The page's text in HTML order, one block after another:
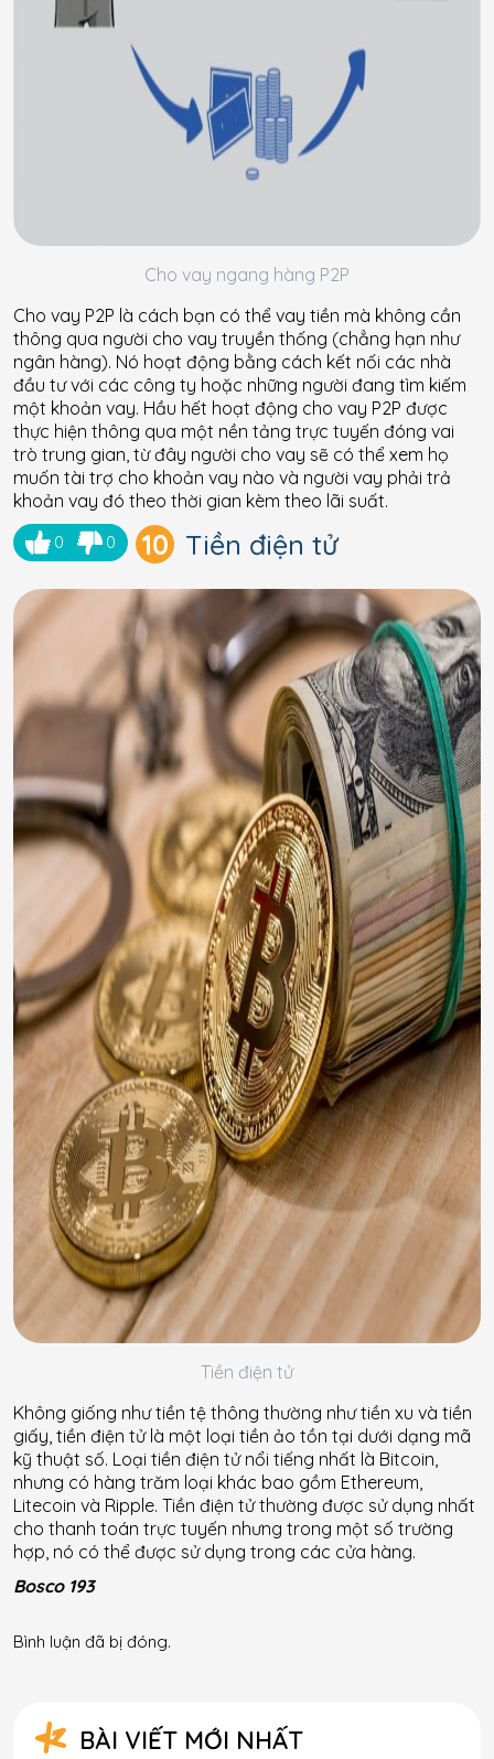
Cho vay ngang hàng P2P
Cho vay P2P là cách bạn có thể vay tiền mà không cần
thông qua người cho vay truyền thống (chẳng hạn như
ngân hàng). Nó hoạt động bằng cách kết nối các nhà
đầu tư với các công ty hoặc những người đang tìm kiếm
một khoản vay. Hầu hết hoạt động cho vay P2P được
thực hiện thông qua một nền tảng trực tuyến đóng vai
trò trung gian, từ đây người cho vay sẽ có thể xem họ
muốn tài trợ cho khoản vay nào và người vay phải trả
khoản vay đó theo thời gian kèm theo lãi suất.
0 0 10 Tiền điện tử
Tiền điện tử
Không giống như tiền tệ thông thường như tiền xu và tiền
giấy, tiền điện tử là một loại tiền ảo tồn tại dưới dạng mã
kỹ thuật số. Loại tiền điện tử nổi tiếng nhất là Bitcoin,
nhưng có hàng trăm loại khác bao gồm Ethereum,
Litecoin và Ripple. Tiền điện tử thường được sử dụng nhất
cho thanh toán trực tuyến nhưng trong một số trường
hợp, nó có thể được sử dụng trong các cửa hàng.
Bosco 193
Bình luận đã bị đóng.
BÀI VIẾT MỚI NHẤT